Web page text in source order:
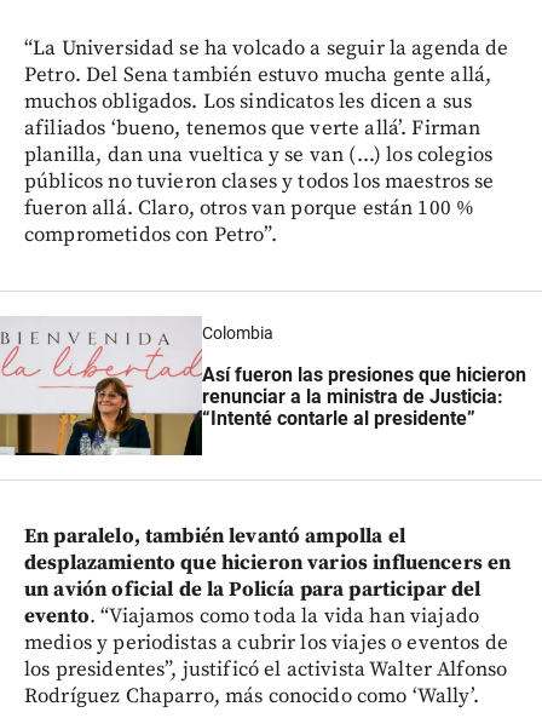
“La Universidad se ha volcado a seguir la agenda de
Petro. Del Sena también estuvo mucha gente allá,
muchos obligados. Los sindicatos les dicen a sus
afiliados ‘bueno, tenemos que verte allá’. Firman
planilla, dan una vueltica y se van (...) los colegios
públicos no tuvieron clases y todos los maestros se
fueron allá. Claro, otros van porque están 100 %
comprometidos con Petro”.
Colombia
Así fueron las presiones que hicieron
renunciar a la ministra de Justicia:
“Intenté contarle al presidente”
En paralelo, también levantó ampolla el
desplazamiento que hicieron varios influencers en
un avión oficial de la Policía para participar del
evento. “Viajamos como toda la vida han viajado
medios y periodistas a cubrir los viajes o eventos de
los presidentes”, justificó el activista Walter Alfonso
Rodríguez Chaparro, más conocido como ‘Wally’.